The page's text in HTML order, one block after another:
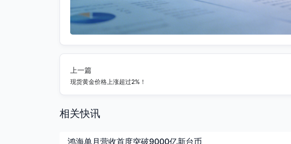
上一篇
现货黄金价格上涨超过2%！
相关快讯
鸿海单月营收首度突破9000亿新台币